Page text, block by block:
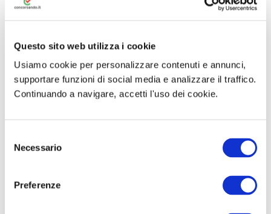
Questo sito web utilizza i cookie
Usiamo cookie per personalizzare contenuti e annunci,
supportare funzioni di social media e analizzare il traffico.
Continuando a navigare, accetti l'uso dei cookie.
Necessario
Preferenze
istituito ai sensi della Legge n. 84/1993
Conoscenza dell’uso di apparecchiature
e applicazioni informatiche più diffuse
procedura di equivalenza. Tutti i
mantenuti fino alla sottoscrizione del